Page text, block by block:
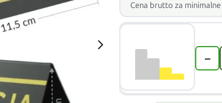
Cena brutto za
−